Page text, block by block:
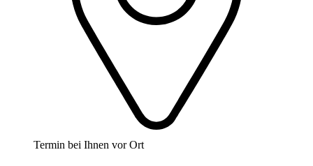
Termin bei Ihnen vor Ort